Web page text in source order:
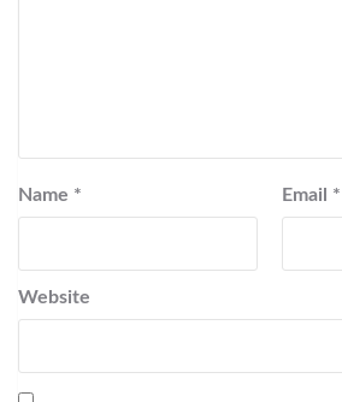
Name * Email *
Website